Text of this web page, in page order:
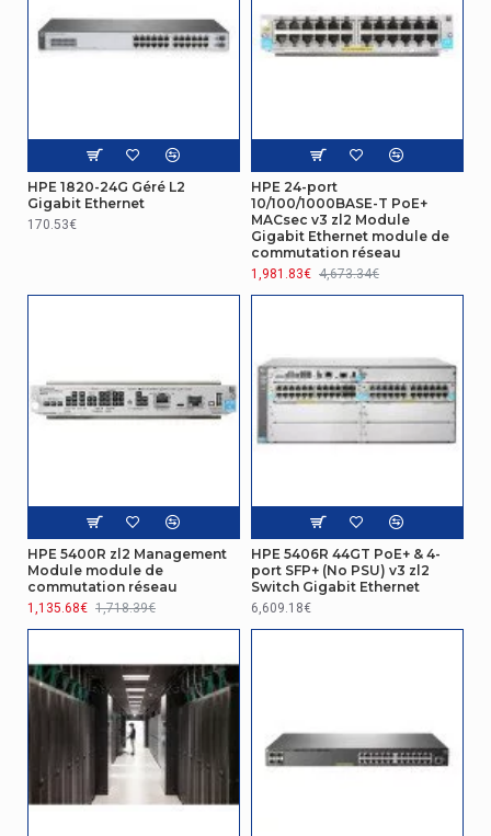
Auto MDI/MDI-X Oui
Protocles Spanning Tree (STP) Oui
Routage IP Oui
Oui
Standards réseau
IEEE 802.3,IEEE
802.3ab,IEEE 802.3at,IEEE
802.3u
(Jumbo Frames)
Technologie de câblage Ethernet
cuivre
10BASE-T,100BASE-
TX,1000BASE-T
Répertoire MAC
Capacité de commutation
Débit 95,2 Mpps
HPE 1820-24G Géré L2
Gigabit Ethernet
170.53€
HPE 24-port
10/100/1000BASE-T PoE+
MACsec v3 zl2 Module
Gigabit Ethernet module de
commutation réseau
1,981.83€ 4,673.34€
HPE 5400R zl2 Management
Module module de
commutation réseau
1,135.68€ 1,718.39€
HPE 5406R 44GT PoE+ & 4-
port SFP+ (No PSU) v3 zl2
Switch Gigabit Ethernet
6,609.18€